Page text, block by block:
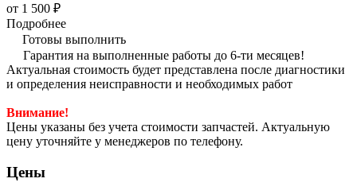
от 1 500 ₽
Подробнее
Готовы выполнить
Гарантия на выполненные работы до 6-ти месяцев!
Актуальная стоимость будет представлена после диагностики
и определения неисправности и необходимых работ
Внимание!
Цены указаны без учета стоимости запчастей. Актуальную
цену уточняйте у менеджеров по телефону.
Цены